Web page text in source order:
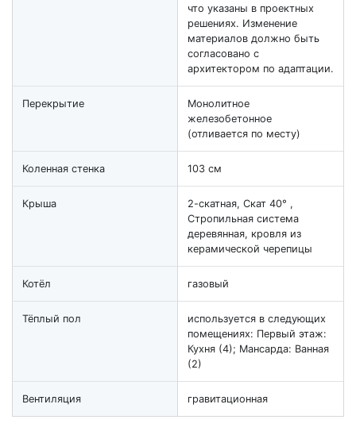
что указаны в проектных
решениях. Изменение
материалов должно быть
согласовано с
архитектором по адаптации.
Перекрытие
Монолитное
железобетонное
(отливается по месту)
Коленная стенка 103 см
Крыша
2-скатная, Скат 40° ,
Стропильная система
деревянная, кровля из
керамической черепицы
Котёл газовый
Тёплый пол
используется в следующих
помещениях: Первый этаж:
Кухня (4); Мансарда: Ванная
(2)
Вентиляция гравитационная